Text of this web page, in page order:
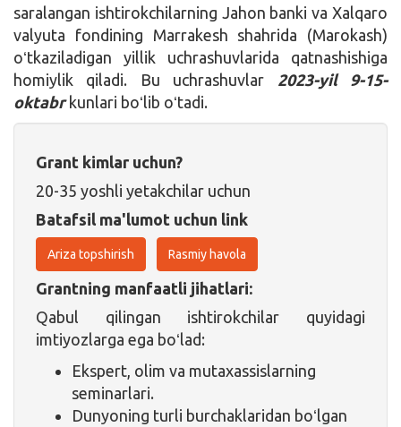
saralangan ishtirokchilarning Jahon banki va Xalqaro
valyuta fondining Marrakesh shahrida (Marokash)
oʻtkaziladigan yillik uchrashuvlarida qatnashishiga
homiylik qiladi. Bu uchrashuvlar 2023-yil 9-15-
oktabr kunlari boʻlib oʻtadi.
Grant kimlar uchun?
20-35 yoshli yetakchilar uchun
Batafsil ma'lumot uchun link
Ariza topshirish Rasmiy havola
Grantning manfaatli jihatlari:
Qabul qilingan ishtirokchilar quyidagi
imtiyozlarga ega boʻlad:
Ekspert, olim va mutaxassislarning
seminarlari.
Dunyoning turli burchaklaridan boʻlgan